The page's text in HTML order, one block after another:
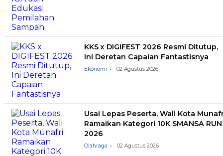
KKS x DIGIFEST 2026 Resmi Ditutup,
Ini Deretan Capaian Fantastisnya
Ekonomi 02 Agustus 2026
Usai Lepas Peserta, Wali Kota
Ramaikan Kategori 10K SMANSA RUN
2026
Olahraga 02 Agustus 2026